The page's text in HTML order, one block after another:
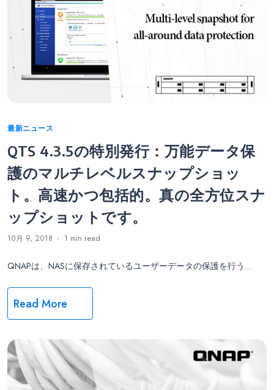
Categories
最新ニュース
QTS 4.3.5の特別発行：万能データ保
護のマルチレベルスナップショッ
ト。高速かつ包括的。真の全方位スナ
ップショットです。
10月 9, 2018 1 min read
QNAPは、NASに保存されているユーザーデータの保護を行う…
Read More